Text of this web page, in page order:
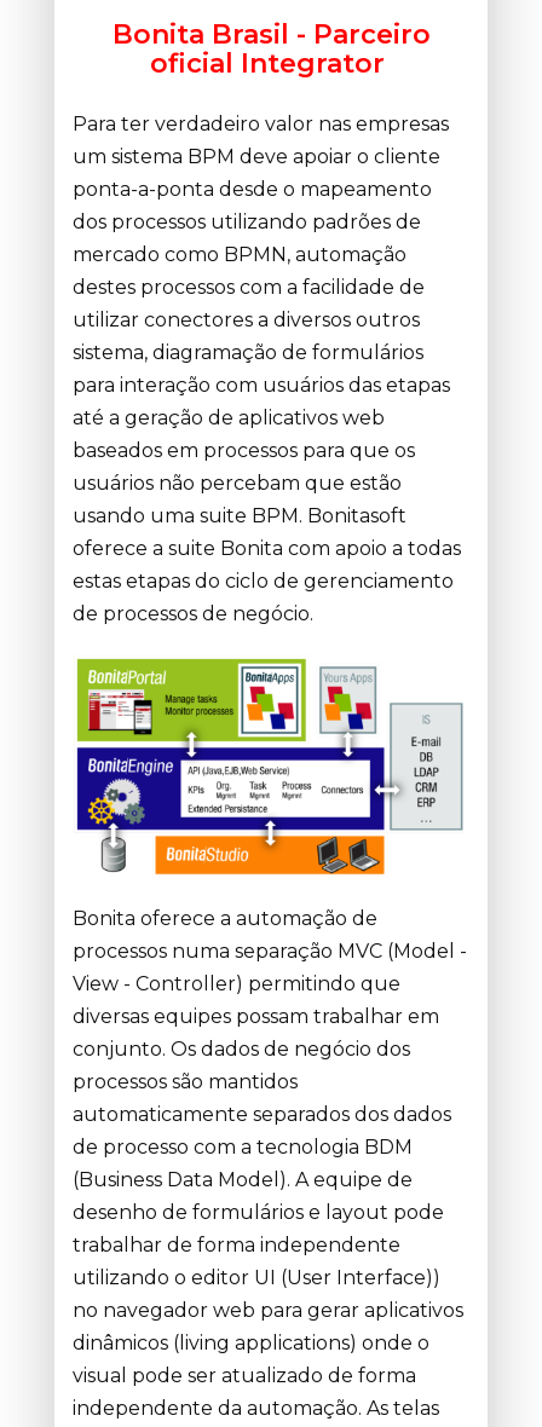
Bonita Brasil - Parceiro
oficial Integrator
Para ter verdadeiro valor nas empresas
um sistema BPM deve apoiar o cliente
ponta-a-ponta desde o mapeamento
dos processos utilizando padrões de
mercado como BPMN, automação
destes processos com a facilidade de
utilizar conectores a diversos outros
sistema, diagramação de formulários
para interação com usuários das etapas
até a geração de aplicativos web
baseados em processos para que os
usuários não percebam que estão
usando uma suite BPM. Bonitasoft
oferece a suite Bonita com apoio a todas
estas etapas do ciclo de gerenciamento
de processos de negócio.
Bonita oferece a automação de
processos numa separação MVC (Model -
View - Controller) permitindo que
diversas equipes possam trabalhar em
conjunto. Os dados de negócio dos
processos são mantidos
automaticamente separados dos dados
de processo com a tecnologia BDM
(Business Data Model). A equipe de
desenho de formulários e layout pode
trabalhar de forma independente
utilizando o editor UI (User Interface))
no navegador web para gerar aplicativos
dinâmicos (living applications) onde o
visual pode ser atualizado de forma
independente da automação. As telas